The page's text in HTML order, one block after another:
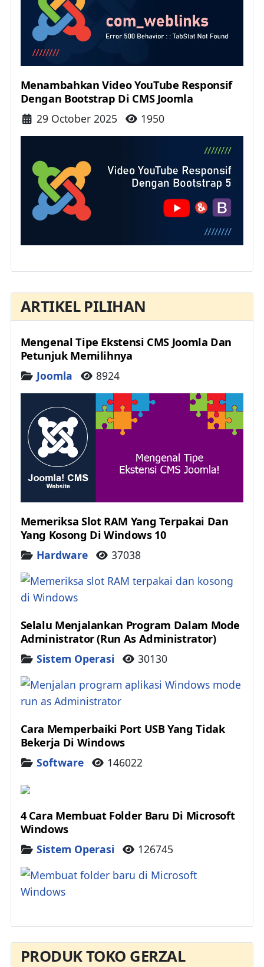
ARTIKEL PILIHAN
Mengenal Tipe Ekstensi CMS Joomla Dan
Petunjuk Memilihnya
Details
Joomla 8924
Memeriksa Slot RAM Yang Terpakai Dan
Yang Kosong Di Windows 10
Details
Hardware 37038
Selalu Menjalankan Program Dalam Mode
Administrator (Run As Administrator)
Details
Sistem Operasi 30130
Cara Memperbaiki Port USB Yang Tidak
Bekerja Di Windows
Details
Software 146022
4 Cara Membuat Folder Baru Di Microsoft
Windows
Details
Sistem Operasi 126745
Menambahkan Video YouTube Responsif
Dengan Bootstrap Di CMS Joomla
Details
29 October 2025 1950
PRODUK TOKO GERZAL